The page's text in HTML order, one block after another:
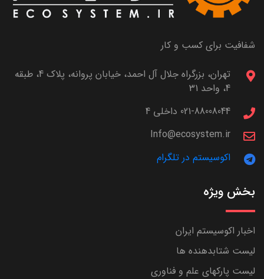
شفافیت برای کسب و کار
تهران، بزرگراه جلال آل احمد، خیابان پروانه، پلاک 4، طبقه
4، واحد 31
021-88008044 داخلی 4
Info@ecosystem.ir
اکوسیستم در تلگرام
بخش ویژه
اخبار اکوسیستم ایران
لیست شتابدهنده ها
لیست پارکهای علم و فناوری